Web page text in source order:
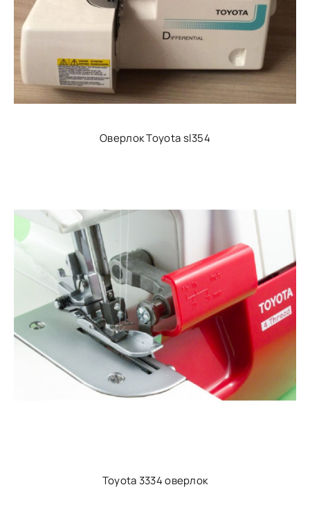
Оверлок Toyota sl354
Toyota 3334 оверлок